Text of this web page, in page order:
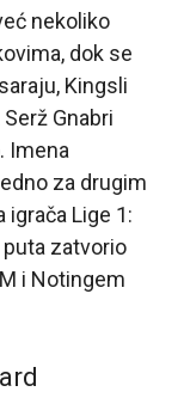
nekoliko
dok se
Kingsli
Gnabri
Imena
za drugim
Lige 1:
puta zatvorio
i Notingem